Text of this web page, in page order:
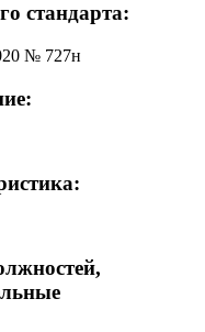
стандарта:
№ 727н